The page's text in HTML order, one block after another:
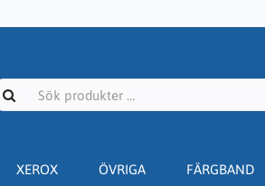
XEROX ÖVRIGA FÄRGBAND